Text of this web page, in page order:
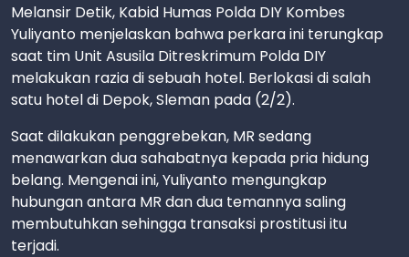
Melansir Detik, Kabid Humas Polda DIY Kombes
Yuliyanto menjelaskan bahwa perkara ini terungkap
saat tim Unit Asusila Ditreskrimum Polda DIY
melakukan razia di sebuah hotel. Berlokasi di salah
satu hotel di Depok, Sleman pada (2/2).
Saat dilakukan penggrebekan, MR sedang
menawarkan dua sahabatnya kepada pria hidung
belang. Mengenai ini, Yuliyanto mengungkap
hubungan antara MR dan dua temannya saling
membutuhkan sehingga transaksi prostitusi itu
terjadi.